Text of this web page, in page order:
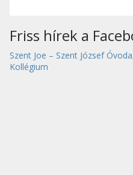
Friss hírek a
Szent Joe – Szent József
Kollégium